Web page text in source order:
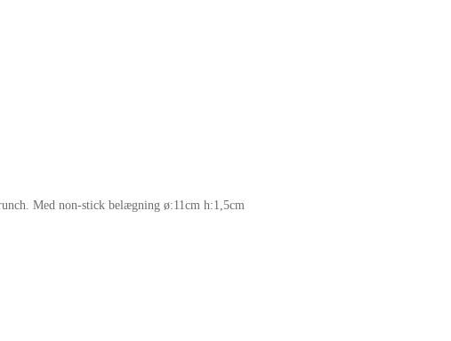
Med non-stick belægning ø:11cm h:1,5cm